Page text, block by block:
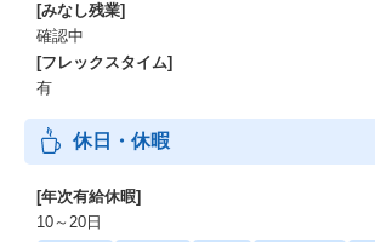
[みなし残業]
確認中
[フレックスタイム]
有
休日・休暇
[年次有給休暇]
10～20日